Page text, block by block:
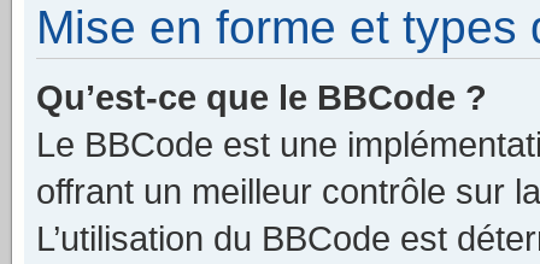
Mise en forme et types
Qu’est-ce que le BBCode ?
Le BBCode est une
offrant un meilleur contrôle sur
L’utilisation du BBCode est